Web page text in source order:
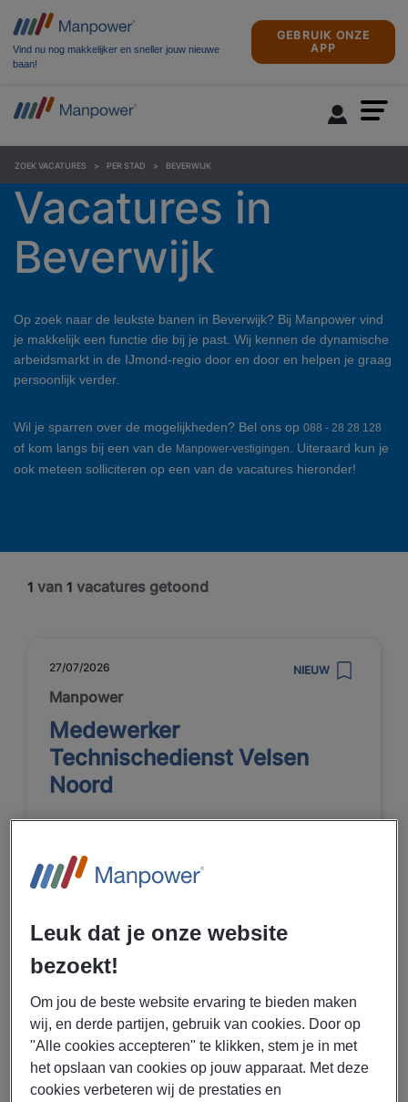
Vind nu nog makkelijker en sneller jouw nieuwe
baan!
GEBRUIK ONZE
APP
ZOEK VACATURES PER STAD BEVERWIJK
Vacatures in
Beverwijk
Op zoek naar de leukste banen in Beverwijk? Bij Manpower vind
je makkelijk een functie die bij je past. Wij kennen de dynamische
arbeidsmarkt in de IJmond-regio door en door en helpen je graag
persoonlijk verder.
Wil je sparren over de mogelijkheden? Bel ons op 088 - 28 28 128
of kom langs bij een van de Manpower-vestigingen
. Uiteraard kun je
ook meteen solliciteren op een van de vacatures hieronder!
1 van 1 vacatures getoond
27/07/2026 NIEUW
Manpower
Medewerker
Technischedienst Velsen
Noord
Fulltime
MBO
Alle vacatures in Beverwijk
Leuk dat je onze website
bezoekt!
Om jou de beste website ervaring te bieden maken
wij, en derde partijen, gebruik van cookies. Door op
"Alle cookies accepteren" te klikken, stem je in met
het opslaan van cookies op jouw apparaat. Met deze
cookies verbeteren wij de prestaties en